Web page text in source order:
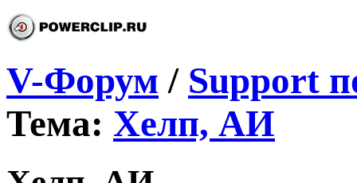
V-Форум / Support
Тема: Хелп, АИ